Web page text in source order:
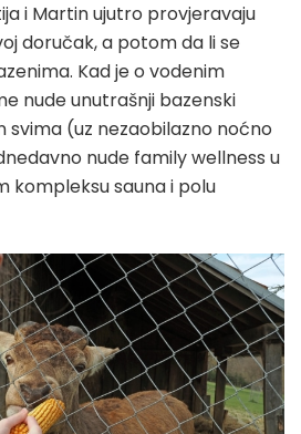
i Martin ujutro provjeravaju
doručak, a potom da li se
Kad je o vodenim
nude unutrašnji bazenski
(uz nezaobilazno noćno
nude family wellness u
kompleksu sauna i polu